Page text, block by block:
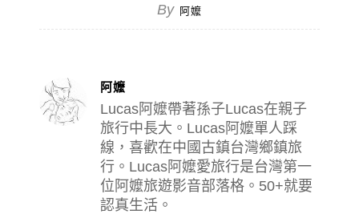
By 阿嬤
阿嬤
Lucas阿嬤帶著孫子Lucas在親子
旅行中長大。Lucas阿嬤單人踩
線，喜歡在中國古鎮台灣鄉鎮旅
行。Lucas阿嬤愛旅行是台灣第一
位阿嬤旅遊影音部落格。50+就要
認真生活。